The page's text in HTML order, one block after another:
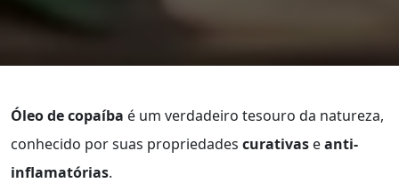
Óleo de copaíba é um verdadeiro tesouro da natureza,
conhecido por suas propriedades curativas eanti-
inflamatórias.